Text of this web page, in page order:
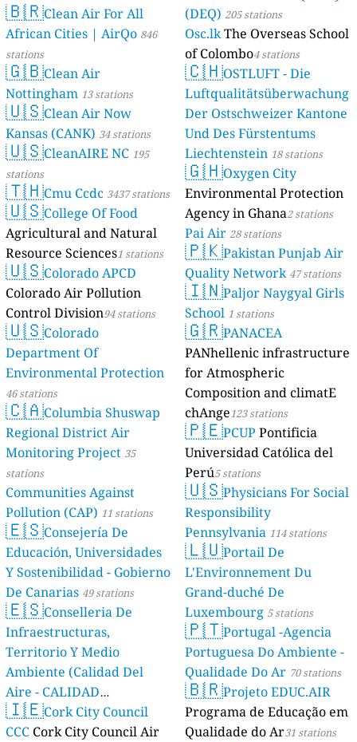
🇧🇷Clean Air For All
African Cities | AirQo 846
stations
🇬🇧Clean Air
Nottingham 13 stations
🇺🇸Clean Air Now
Kansas (CANK) 34 stations
🇺🇸CleanAIRE NC 195
stations
🇹🇭Cmu Ccdc 3437 stations
🇺🇸College Of Food
Agricultural and Natural
Resource Sciences1 stations
🇺🇸Colorado APCD
Colorado Air Pollution
Control Division94 stations
🇺🇸Colorado
Department Of
Environmental Protection
46 stations
🇨🇦Columbia Shuswap
Regional District Air
Monitoring Project 35
stations
Communities Against
Pollution (CAP) 11 stations
🇪🇸Consejería De
Educación, Universidades
Y Sostenibilidad - Gobierno
De Canarias 49 stations
🇪🇸Conselleria De
Infraestructuras,
Territorio Y Medio
Ambiente (Calidad Del
Aire - CALIDAD
AMBIENTAL) 23 stations
🇮🇪Cork City Council
CCC Cork City Council Air
(DEQ) 205 stations
Osc.lkThe Overseas School
of Colombo4 stations
🇨🇭OSTLUFT - Die
Luftqualitätsüberwachung
Der Ostschweizer Kantone
Und Des Fürstentums
Liechtenstein 18 stations
🇬🇭Oxygen City
Environmental Protection
Agency in Ghana2 stations
Pai Air 28 stations
🇵🇰Pakistan Punjab Air
Quality Network 47 stations
🇮🇳Paljor Naygyal Girls
School 1 stations
🇬🇷PANACEA
PANhellenic infrastructure
for Atmospheric
Composition and climatE
chAnge123 stations
🇵🇪PCUP Pontificia
Universidad Católica del
Perú5 stations
🇺🇸Physicians For Social
Responsibility
Pennsylvania 114 stations
🇱🇺Portail De
L'Environnement Du
Grand-duché De
Luxembourg 5 stations
🇵🇹Portugal -Agencia
Portuguesa Do Ambiente -
Qualidade Do Ar 70 stations
🇧🇷Projeto EDUC.AIR
Programa de Educação em
Qualidade do Ar31 stations